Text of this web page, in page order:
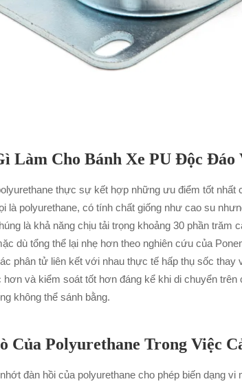
Làm Cho Bánh Xe PU Độc Đáo
thực sự kết hợp những ưu điểm tốt
là polyurethane, có tính chất giống như cao su
là khả năng chịu tải trọng khoảng 30 phần
dù tổng thể lại nhẹ hơn theo nghiên cứu của
phân tử liên kết với nhau thực tế hấp thụ sốc
hơn và kiểm soát tốt hơn đáng kể khi di chuyển
không thể sánh bằng.
Của Polyurethane Trong Việc
đàn hồi của polyurethane cho phép biến dạng